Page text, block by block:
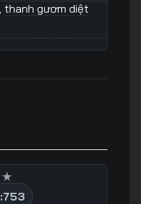
thanh gươm diệt
★
753